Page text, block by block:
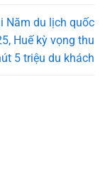
Năm du lịch quốc
Huế kỳ vọng thu
5 triệu du khách